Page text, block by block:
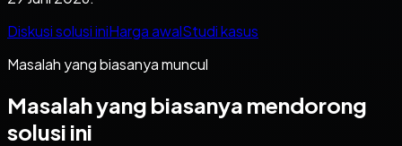
Diskusi solusi iniHarga awalStudi kasus
Masalah yang biasanya muncul
Masalah yang biasanya mendorong
solusi ini